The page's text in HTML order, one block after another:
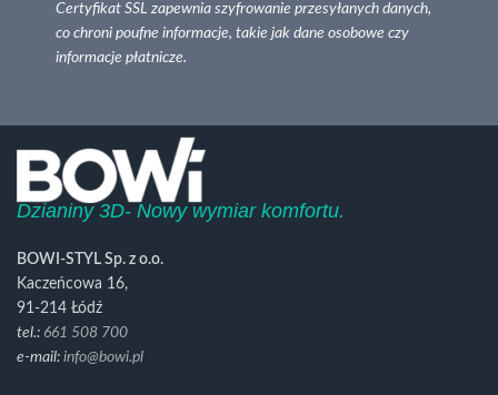
Certyfikat SSL zapewnia szyfrowanie przesyłanych danych,
co chroni poufne informacje, takie jak dane osobowe czy
informacje płatnicze.
Dzianiny 3D- Nowy wymiar komfortu.
BOWI-STYL Sp. z o.o.
Kaczeńcowa 16,
91-214 Łódź
tel.: 661 508 700
e-mail: info@bowi.pl